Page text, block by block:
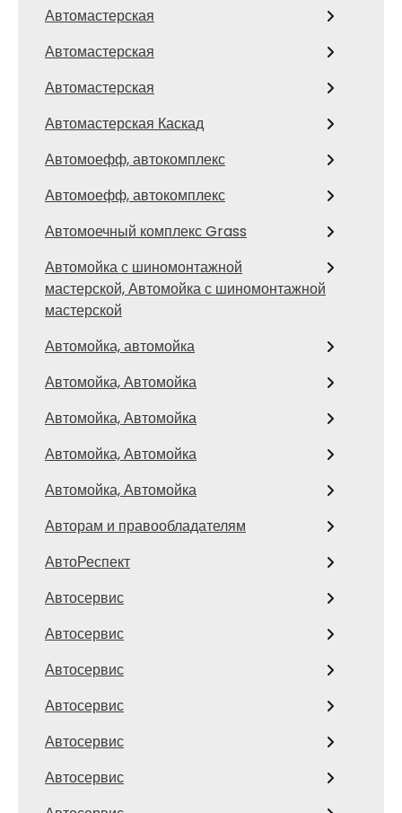
Автомастерская
Автомастерская
Автомастерская
Автомастерская Каскад
Автомоефф, автокомплекс
Автомоефф, автокомплекс
Автомоечный комплекс Grass
Автомойка с шиномонтажной
мастерской, Автомойка с шиномонтажной
мастерской
Автомойка, автомойка
Автомойка, Автомойка
Автомойка, Автомойка
Автомойка, Автомойка
Автомойка, Автомойка
Авторам и правообладателям
АвтоРеспект
Автосервис
Автосервис
Автосервис
Автосервис
Автосервис
Автосервис